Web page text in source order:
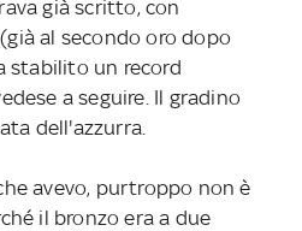
già scritto, con
al secondo oro dopo
stabilito un record
a seguire. Il gradino
dell'azzurra.
avevo, purtroppo non è
il bronzo era a due